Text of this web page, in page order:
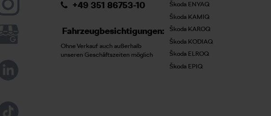
+49 351 86753-10
Fahrzeugbesichtigungen:
Ohne Verkauf auch außerhalb
unseren Geschäftszeiten möglich
Škoda ENYAQ
Škoda KAMIQ
Škoda KAROQ
Škoda KODIAQ
Škoda ELROQ
Škoda EPIQ